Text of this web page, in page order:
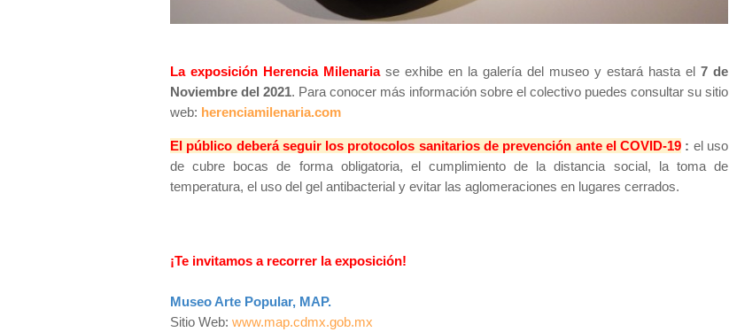
La exposición Herencia Milenariase exhibe en la galería del museo y estará hasta el 7 de
Noviembre del 2021. Para conocer más información sobre el colectivo puedes consultar su sitio
web: herenciamilenaria.com
El público deberá seguir los protocolos sanitarios de prevención ante el COVID-19 : el uso
de cubre bocas de forma obligatoria, el cumplimiento de la distancia social, la toma de
temperatura, el uso del gel antibacterial y evitar las aglomeraciones en lugares cerrados.
¡Te invitamos a recorrer la exposición!
Museo Arte Popular, MAP.
Sitio Web: www.map.cdmx.gob.mx